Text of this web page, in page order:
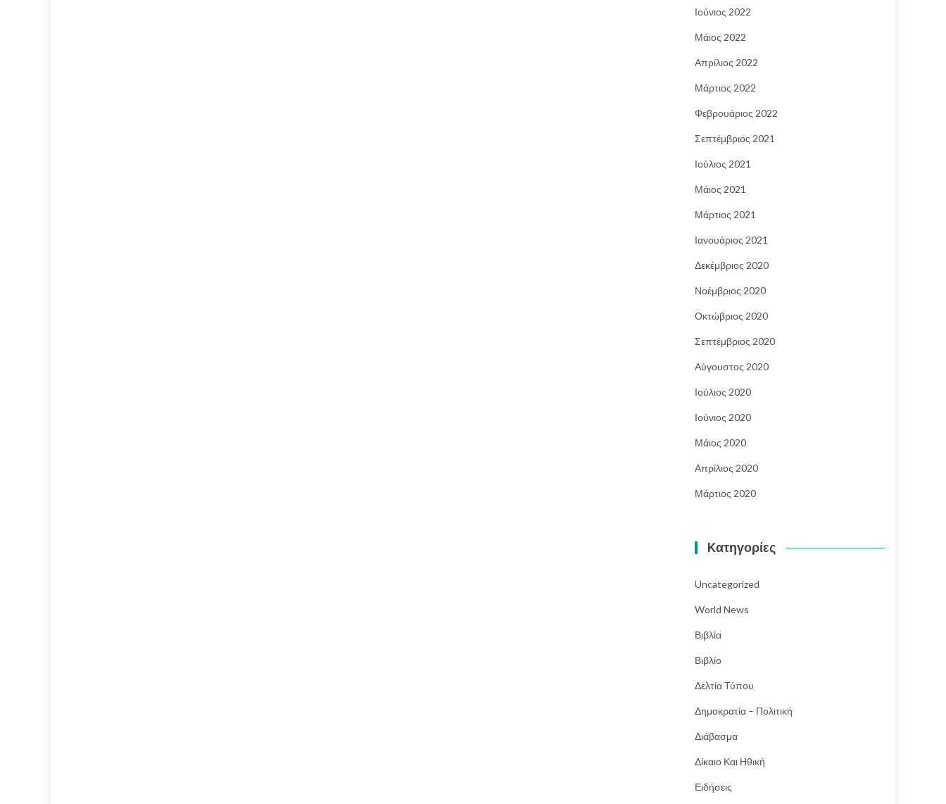
Ιούνιος 2022
Μάιος 2022
Απρίλιος 2022
Μάρτιος 2022
Φεβρουάριος 2022
Σεπτέμβριος 2021
Ιούλιος 2021
Μάιος 2021
Μάρτιος 2021
Ιανουάριος 2021
Δεκέμβριος 2020
Νοέμβριος 2020
Οκτώβριος 2020
Σεπτέμβριος 2020
Αύγουστος 2020
Ιούλιος 2020
Ιούνιος 2020
Μάιος 2020
Απρίλιος 2020
Μάρτιος 2020
Kατηγορίες
Uncategorized
World News
Βιβλία
Βιβλίο
Δελτία Τύπου
Δημοκρατία – Πολιτική
Διάβασμα
Δίκαιο Και Ηθική
Ειδήσεις